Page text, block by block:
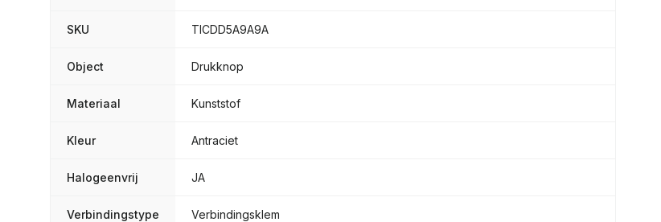
SKU TICDD5A9A9A
Object Drukknop
Materiaal Kunststof
Kleur Antraciet
Halogeenvrij JA
Verbindingstype Verbindingsklem